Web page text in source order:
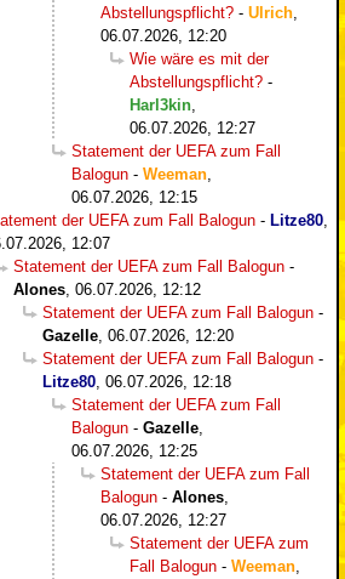
Abstellungspflicht? - Ulrich
06.07.2026, 12:20
Wie wäre es mit der
Abstellungspflicht? -
Harl3kin
06.07.2026, 12:27
Statement der UEFA zum Fall
Balogun - Weeman
06.07.2026, 12:15
der UEFA zum Fall Balogun - Litze80
12:07
Statement der UEFA zum Fall Balogun -
Alones 06.07.2026, 12:12
Statement der UEFA zum Fall Balogun -
Gazelle 06.07.2026, 12:20
Statement der UEFA zum Fall Balogun -
Litze80 06.07.2026, 12:18
Statement der UEFA zum Fall
Balogun - Gazelle
06.07.2026, 12:25
Statement der UEFA zum Fall
Balogun - Alones
06.07.2026, 12:27
Statement der UEFA zum
Fall Balogun - Weeman